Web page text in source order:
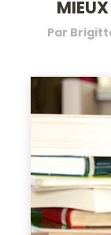
MIEUX
Par